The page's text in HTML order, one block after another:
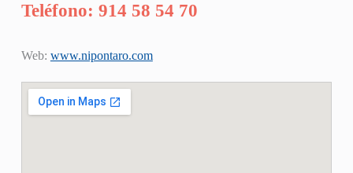
Teléfono: 914 58 54 70
Web: www.nipontaro.com